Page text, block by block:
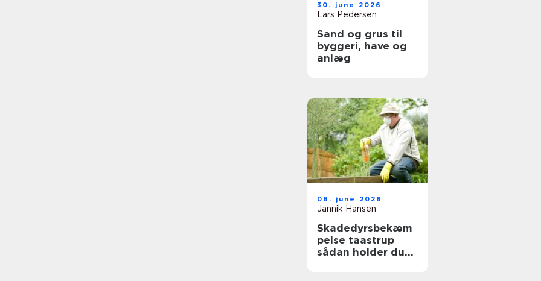
30. june 2026
Lars Pedersen
Sand og grus til
byggeri, have og
anlæg
06. june 2026
Jannik Hansen
Skadedyrsbekæm
pelse taastrup
sådan holder du